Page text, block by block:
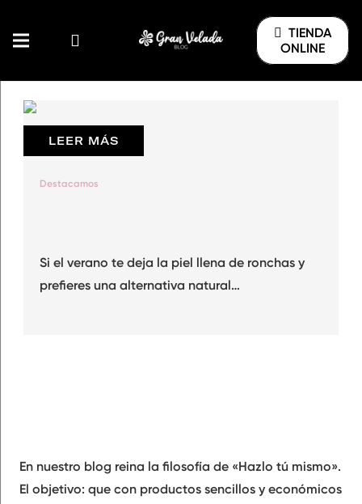
TIENDA
ONLINE
LEER MÁS
Destacamos
Si el verano te deja la piel llena de ronchas y
prefieres una alternativa natural…
En nuestro blog reina la filosofía de «Hazlo tú mismo».
El objetivo: que con productos sencillos y económicos